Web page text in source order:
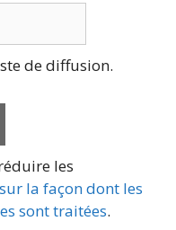
de diffusion.
les
la façon dont les
sont traitées.